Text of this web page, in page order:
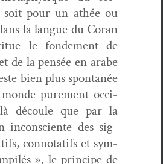
soit pour un athée ou
la langue du Coran
le fonde­ment de
de la pen­sée en arabe
bien plus spon­tanée
pure­ment occi­
découle que par la
incon­sciente des sig­
con­no­tat­ifs et sym­
», le principe de